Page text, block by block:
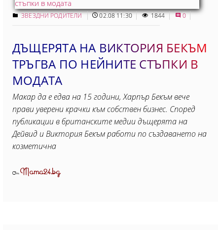
ЗВЕЗДНИ РОДИТЕЛИ 02.08 11:30 1844 0
ДЪЩЕРЯТА НА ВИКТОРИЯ БЕКЪМ
ТРЪГВА ПО НЕЙНИТЕ СТЪПКИ В
МОДАТА
Макар да е едва на 15 години, Харпър Бекъм вече
прави уверени крачки към собствен бизнес. Според
публикации в британските медии дъщерята на
Дейвид и Виктория Бекъм работи по създаването на
козметична
ОтMama24.bg